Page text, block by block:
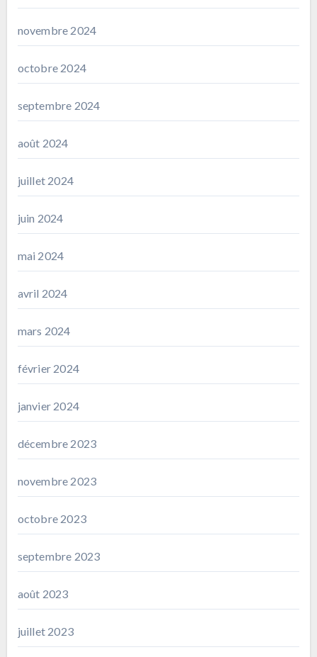
novembre 2024
octobre 2024
septembre 2024
août 2024
juillet 2024
juin 2024
mai 2024
avril 2024
mars 2024
février 2024
janvier 2024
décembre 2023
novembre 2023
octobre 2023
septembre 2023
août 2023
juillet 2023